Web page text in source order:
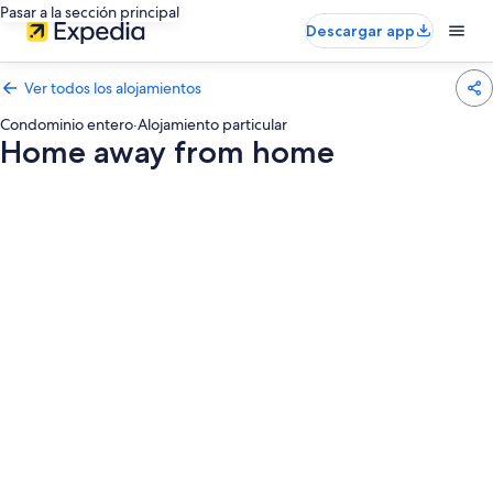
Pasar a la sección principal
Descargar app
Ver todos los alojamientos
Condominio entero·Alojamiento particular
Home away from home